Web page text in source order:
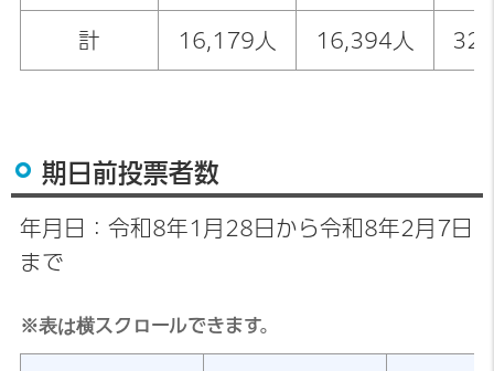
計 16,179人 16,394人
期日前投票者数
年月日：令和8年1月28日から令和8年2月7日
まで
※表は横スクロールできます。